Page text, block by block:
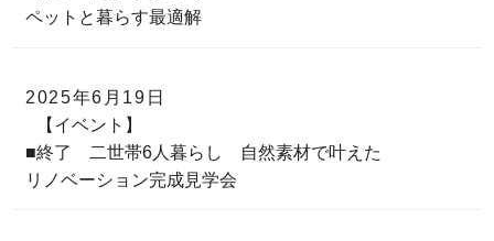
ペットと暮らす最適解
2025年6月19日
【イベント】
■終了 二世帯6人暮らし 自然素材で叶えた
リノベーション完成見学会